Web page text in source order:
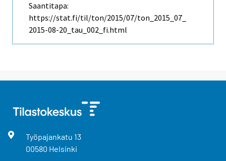
Saantitapa:
https://stat.fi/til/ton/2015/07/ton_2015_07_
2015-08-20_tau_002_fi.html
Työpajankatu 13
00580 Helsinki